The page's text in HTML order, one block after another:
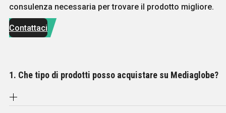
1. Che tipo di prodotti posso acquistare su Mediaglobe?
consulenza necessaria per trovare il prodotto migliore.
Contattaci